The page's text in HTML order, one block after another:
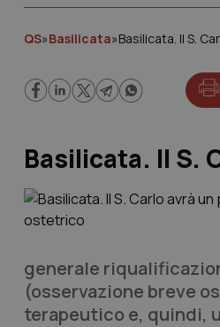
QS»Basilicata»Basilicata. Il S.
Basilicata. Il S.
generale
(osservazione breve
terapeutico e, quindi,